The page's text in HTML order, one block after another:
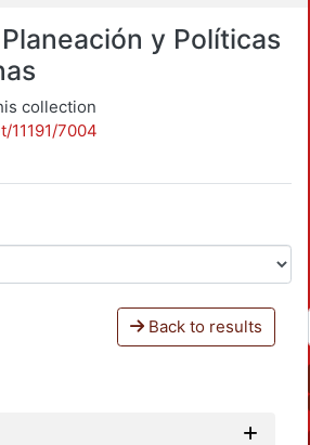
y Políticas
collection
11191/7004
Back to results